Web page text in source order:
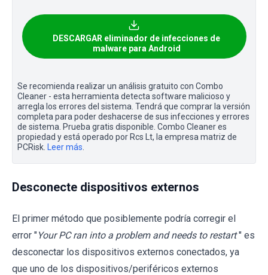
DESCARGAR eliminador de infecciones de
malware para Android
Se recomienda realizar un análisis gratuito con Combo
Cleaner - esta herramienta detecta software malicioso y
arregla los errores del sistema. Tendrá que comprar la versión
completa para poder deshacerse de sus infecciones y errores
de sistema. Prueba gratis disponible. Combo Cleaner es
propiedad y está operado por Rcs Lt, la empresa matriz de
PCRisk.
Leer más
Desconecte dispositivos externos
El primer método que posiblemente podría corregir el
error "Your PC ran into a problem and needs to restart " es
desconectar los dispositivos externos conectados, ya
que uno de los dispositivos/periféricos externos